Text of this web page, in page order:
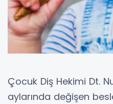
Çocuk Diş Hekimi Dt.
aylarında değişen